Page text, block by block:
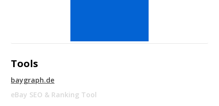
Tools
baygraph.de
eBay SEO & Ranking Tool